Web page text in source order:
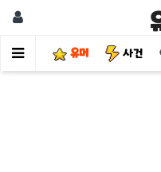
유머 사건